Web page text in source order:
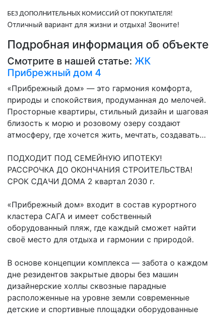
БЕЗ ДОПОЛНИТЕЛЬНЫХ КОМИССИЙ ОТ ПОКУПАТЕЛЯ!
Отличный вариант для жизни и отдыха! Звоните!
Подробная информация об объекте
Смотрите в нашей статье: ЖК
Прибрежный дом 4
«Прибрежный дом» — это гармония комфорта,
природы и спокойствия, продуманная до мелочей.
Просторные квартиры, стильный дизайн и шаговая
близость к морю и розовому озеру создают
атмосферу, где хочется жить, мечтать, создавать…
ПОДХОДИТ ПОД СЕМЕЙНУЮ ИПОТЕКУ!
РАССРОЧКА ДО ОКОНЧАНИЯ СТРОИТЕЛЬСТВА!
СРОК СДАЧИ ДОМА 2 квартал 2030 г.
«Прибрежный дом» входит в состав курортного
кластера САГА и имеет собственный
оборудованный пляж, где каждый сможет найти
своё место для отдыха и гармонии с природой.
В основе концепции комплекса — забота о каждом
дне резидентов закрытые дворы без машин
дизайнерские холлы сквозные парадные
расположенные на уровне земли современные
детские и спортивные площадки оборудованные